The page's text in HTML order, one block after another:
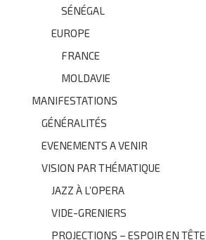
SÉNÉGAL
EUROPE
FRANCE
MOLDAVIE
MANIFESTATIONS
GÉNÉRALITÉS
EVENEMENTS A VENIR
VISION PAR THÉMATIQUE
JAZZ À L’OPERA
VIDE-GRENIERS
PROJECTIONS – ESPOIR EN TÊTE